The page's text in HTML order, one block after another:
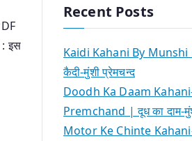
इस
Recent Posts
Kaidi Kahani By
कैदी-मुंशी प्रेमचन्द
Doodh Ka Daam
Premchand | दूध का दाम-
Motor Ke Chinte